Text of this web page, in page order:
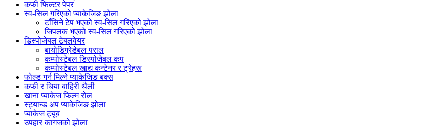
कफी फिल्टर पेपर
स्व-सिल गरिएको प्याकेजिङ झोला
टाँसिने टेप भएको स्व-सिल गरिएको झोला
जिपलक भएको स्व-सिल गरिएको झोला
डिस्पोजेबल टेबलवेयर
बायोडिग्रेडेबल पराल
कम्पोस्टेबल डिस्पोजेबल कप
कम्पोस्टेबल खाद्य कन्टेनर र ट्रेहरू
फोल्ड गर्न मिल्ने प्याकेजिङ बक्स
कफी र चिया बाहिरी थैली
खाना प्याकेज फिल्म रोल
स्ट्यान्ड अप प्याकेजिङ झोला
प्याकेज ट्यूब
उपहार कागजको झोला